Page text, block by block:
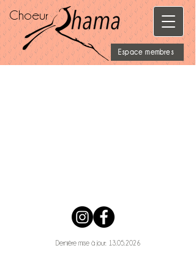
Espace membres
Choeur
Dernière mise à jour: 13.05.2026